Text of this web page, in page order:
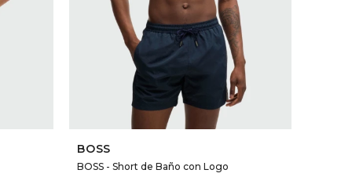
SELECCIONAR TALLE
BOSS
BOSS - Short de Baño con Logo